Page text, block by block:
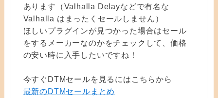
あります（Valhalla Delayなどで有名な
Valhalla はまったくセールしません）
ほしいプラグインが見つかった場合はセール
をするメーカーなのかをチェックして、価格
の安い時に入手したいですね！
今すぐDTMセールを見るにはこちらから
最新のDTMセールまとめ